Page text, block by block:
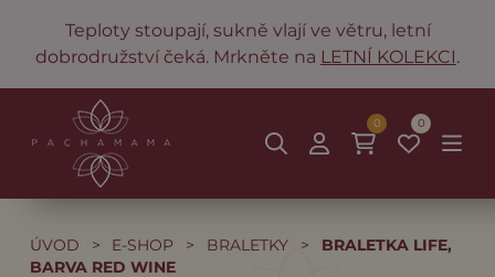
Teploty stoupají, sukně vlají ve větru, letní
dobrodružství čeká. Mrkněte na LETNÍ KOLEKCI.
0
0
ÚVOD > E-SHOP > BRALETKY >
BRALETKA LIFE,
BARVA RED WINE